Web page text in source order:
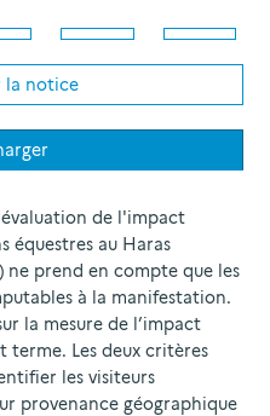
la notice
de l'impact
équestres au Haras
ne prend en compte que les
à la manifestation.
la mesure de l’impact
Les deux critères
les visiteurs
provenance géographique